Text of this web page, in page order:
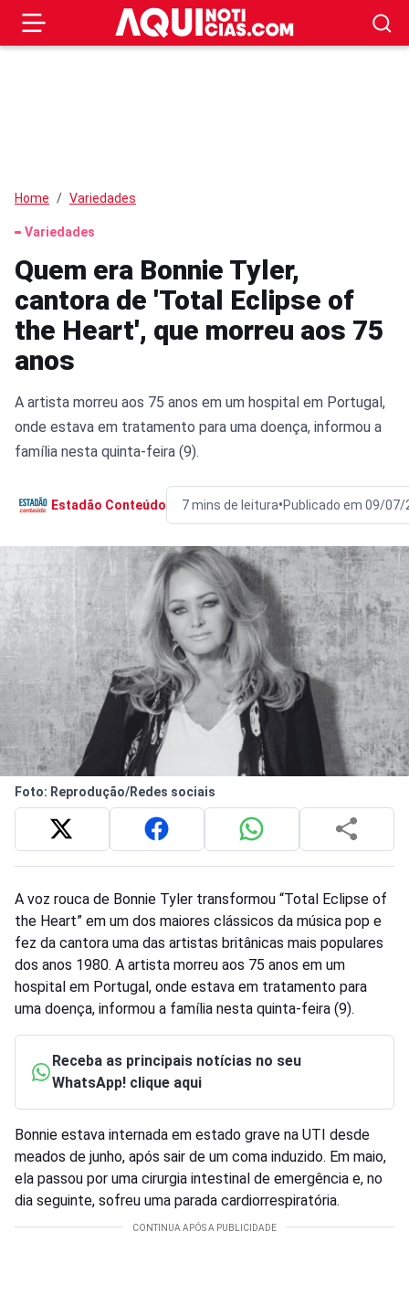
Home Variedades
Variedades
Quem era Bonnie Tyler,
cantora de 'Total Eclipse of
the Heart', que morreu aos 75
anos
A artista morreu aos 75 anos em um hospital em Portugal,
onde estava em tratamento para uma doença, informou a
família nesta quinta-feira (9).
Estadão Conteúdo 7 mins de leitura•Publicado em 09/07/
Foto: Reprodução/Redes sociais
A voz rouca de Bonnie Tyler transformou “Total Eclipse of
the Heart” em um dos maiores clássicos da música pop e
fez da cantora uma das artistas britânicas mais populares
dos anos 1980. A artista morreu aos 75 anos em um
hospital em Portugal, onde estava em tratamento para
uma doença, informou a família nesta quinta-feira (9).
Receba as principais notícias no seu
WhatsApp! clique aqui
Bonnie estava internada em estado grave na UTI desde
meados de junho, após sair de um coma induzido. Em maio,
ela passou por uma cirurgia intestinal de emergência e, no
dia seguinte, sofreu uma parada cardiorrespiratória.